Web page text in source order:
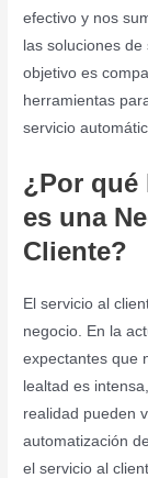
efectivo y nos
las soluciones
objetivo es
herramientas
servicio
¿Por qué
es una
Cliente?
El servicio al
negocio. En la
expectantes que
lealtad es
realidad pueden
automatización
el servicio al